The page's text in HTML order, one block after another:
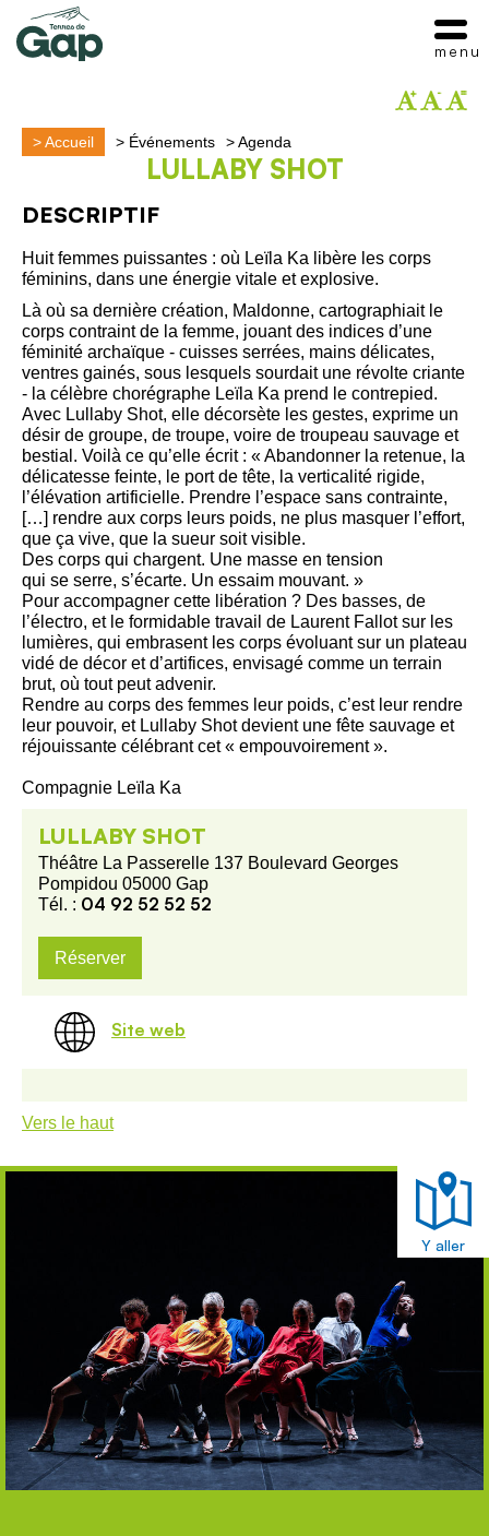
>Accueil > Événements >Agenda
LULLABY SHOT
DESCRIPTIF
Huit femmes puissantes : où Leïla Ka libère les corps
féminins, dans une énergie vitale et explosive.
Là où sa dernière création, Maldonne, cartographiait le
corps contraint de la femme, jouant des indices d’une
féminité archaïque - cuisses serrées, mains délicates,
ventres gainés, sous lesquels sourdait une révolte criante
- la célèbre chorégraphe Leïla Ka prend le contrepied.
Avec Lullaby Shot, elle décorsète les gestes, exprime un
désir de groupe, de troupe, voire de troupeau sauvage et
bestial. Voilà ce qu’elle écrit : « Abandonner la retenue, la
délicatesse feinte, le port de tête, la verticalité rigide,
l’élévation artificielle. Prendre l’espace sans contrainte,
[…] rendre aux corps leurs poids, ne plus masquer l’effort,
que ça vive, que la sueur soit visible.
Des corps qui chargent. Une masse en tension
qui se serre, s’écarte. Un essaim mouvant. »
Pour accompagner cette libération ? Des basses, de
l’électro, et le formidable travail de Laurent Fallot sur les
lumières, qui embrasent les corps évoluant sur un plateau
vidé de décor et d’artifices, envisagé comme un terrain
brut, où tout peut advenir.
Rendre au corps des femmes leur poids, c’est leur rendre
leur pouvoir, et Lullaby Shot devient une fête sauvage et
réjouissante célébrant cet « empouvoirement ».
Compagnie Leïla Ka
LULLABY SHOT
Théâtre La Passerelle 137 Boulevard Georges
Pompidou 05000 Gap
Tél. : 04 92 52 52 52
Réserver
Site web
Vers le haut
Y aller
menu